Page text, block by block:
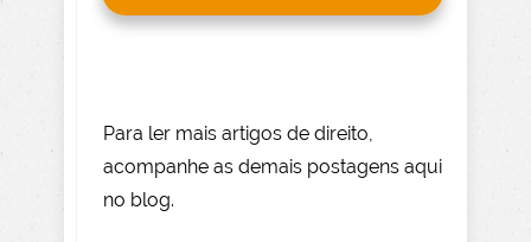
Para ler mais artigos de direito,
acompanhe as demais postagens aqui
no blog.